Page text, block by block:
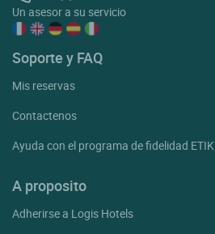
Un asesor a su servicio
Soporte y FAQ
Mis reservas
Contactenos
Ayuda con el programa de fidelidad ETIK
A proposito
Adherirse a Logis Hotels